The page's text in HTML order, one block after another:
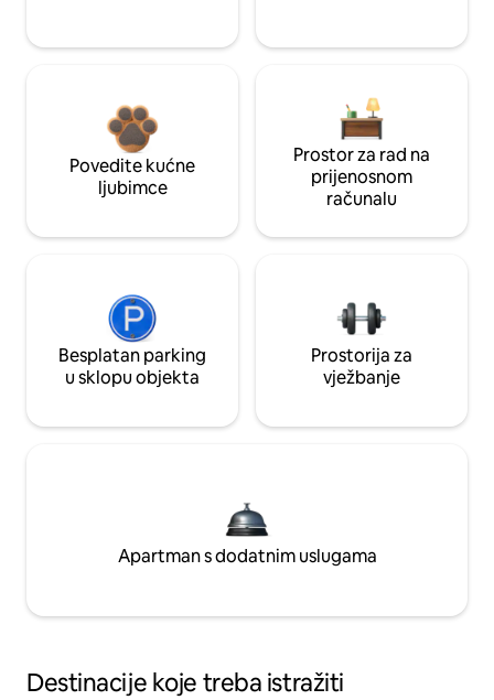
Povedite kućne
ljubimce
Prostor za rad na
prijenosnom
računalu
Besplatan parking
u sklopu objekta
Prostorija za
vježbanje
Apartman s dodatnim uslugama
Destinacije koje treba istražiti